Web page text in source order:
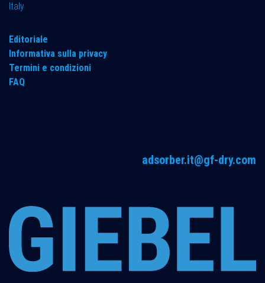
Italy
Editoriale
Informativa sulla privacy
Termini e condizioni
FAQ
adsorber.it@gf-dry.com